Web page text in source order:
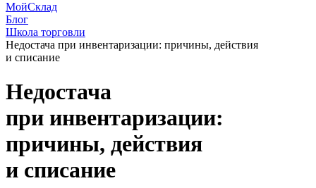
МойСклад
Блог
Школа торговли
Недостача при инвентаризации: причины, действия
и списание
Недостача
при инвентаризации:
причины, действия
и списание